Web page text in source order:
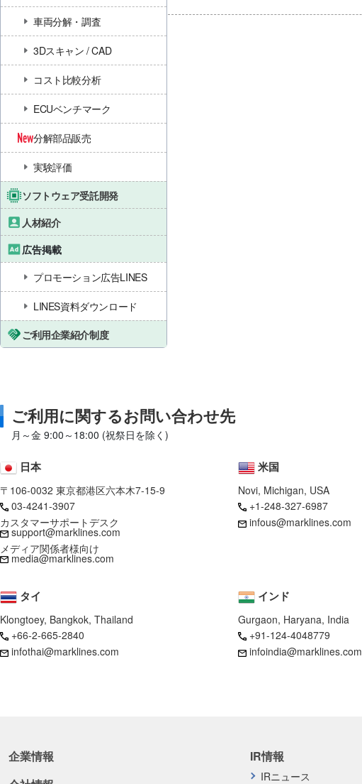
車両分解・調査
3Dスキャン / CAD
コスト比較分析
ECUベンチマーク
分解部品販売
実験評価
ソフトウェア受託開発
人材紹介
広告掲載
プロモーション広告LINES
LINES資料ダウンロード
ご利用企業紹介制度
ご利用に関するお問い合わせ先
月～金 9:00～18:00 (祝祭日を除く)
日本
〒106-0032 東京都港区六本木7-15-9
03-4241-3907
カスタマーサポートデスク
support@marklines.com
メディア関係者様向け
media@marklines.com
米国
Novi, Michigan, USA
+1-248-327-6987
infous@marklines.com
タイ
Klongtoey, Bangkok, Thailand
+66-2-665-2840
infothai@marklines.com
インド
Gurgaon, Haryana, India
+91-124-4048779
infoindia@marklines.com
企業情報 IR情報
IRニュース